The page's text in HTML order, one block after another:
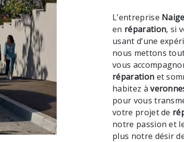
L’entreprise
en réparation, si
usant d’une
nous mettons
vous
réparation et
habitez à
pour vous
votre projet de
notre passion et
plus notre désir